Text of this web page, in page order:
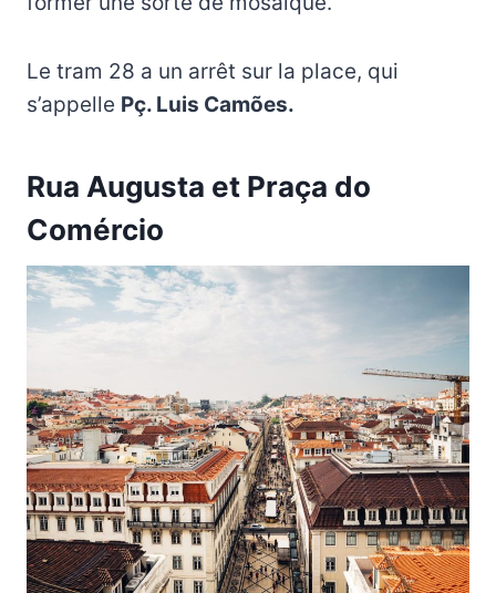
Le tram 28 a un arrêt sur la place, qui
s’appelle Pç. Luis Camões.
Rua Augusta et Praça do
Comércio